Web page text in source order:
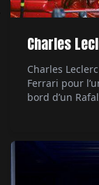
Charles
Charles
Ferrari pour
bord d’un